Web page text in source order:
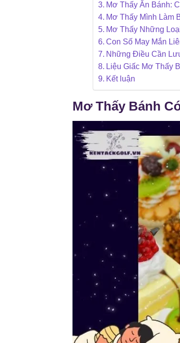
Mơ Thấy Ăn Bánh:
Mơ Thấy Mình Làm
Mơ Thấy Những
Con Số May Mắn
Những Điều Cần
Liệu Giấc Mơ Thấy
Kết luận
Mơ Thấy Bánh